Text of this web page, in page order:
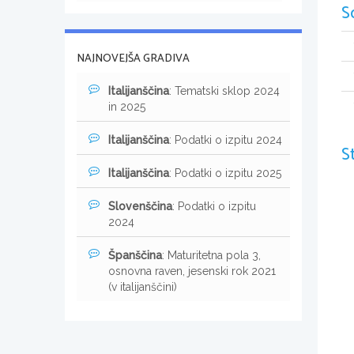
NAJNOVEJŠA GRADIVA
Italijanščina: Tematski sklop 2024
in 2025
Italijanščina: Podatki o izpitu 2024
Italijanščina: Podatki o izpitu 2025
Slovenščina: Podatki o izpitu
2024
Španščina: Maturitetna pola 3,
osnovna raven, jesenski rok 2021
(v italijanščini)